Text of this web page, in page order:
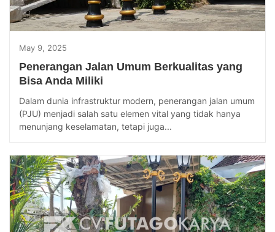
May 9, 2025
Penerangan Jalan Umum Berkualitas yang
Bisa Anda Miliki
Dalam dunia infrastruktur modern, penerangan jalan umum
(PJU) menjadi salah satu elemen vital yang tidak hanya
menunjang keselamatan, tetapi juga...